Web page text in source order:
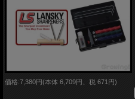
価格:7,380円(本体 6,709円、税 671円)